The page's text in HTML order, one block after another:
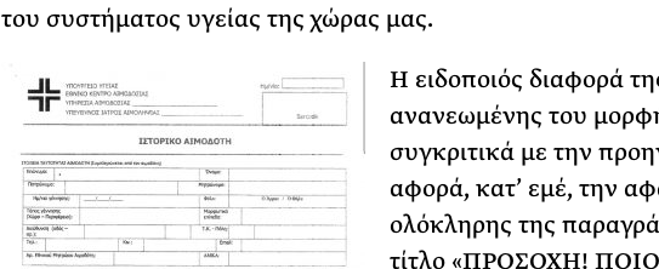
του συστήματος υγείας της χώρας μας.
Η ειδοποιός διαφορά
ανανεωμένης του
συγκριτικά με την
αφορά, κατ’ εμέ, την
ολόκληρης της
τίτλο «ΠΡΟΣΟΧΗ!